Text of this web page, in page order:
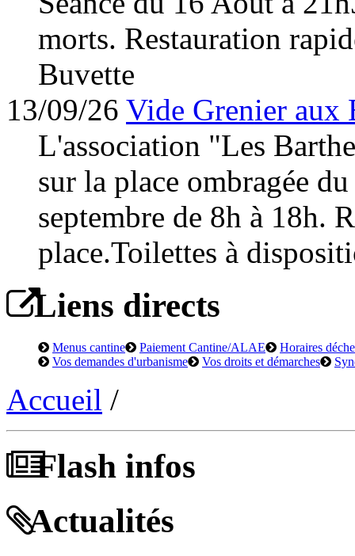
morts. Restauration
Buvette
13/09/26 Vide Grenier aux
L'association "Les
sur la place ombragée
septembre de 8h à 18h.
place.Toilettes à
Liens directs
Menus cantine Paiement Cantine/ALAE
Horaires
Vos demandes d'urbanisme
Vos droits et démarches
Accueil /
Flash infos
Actualités